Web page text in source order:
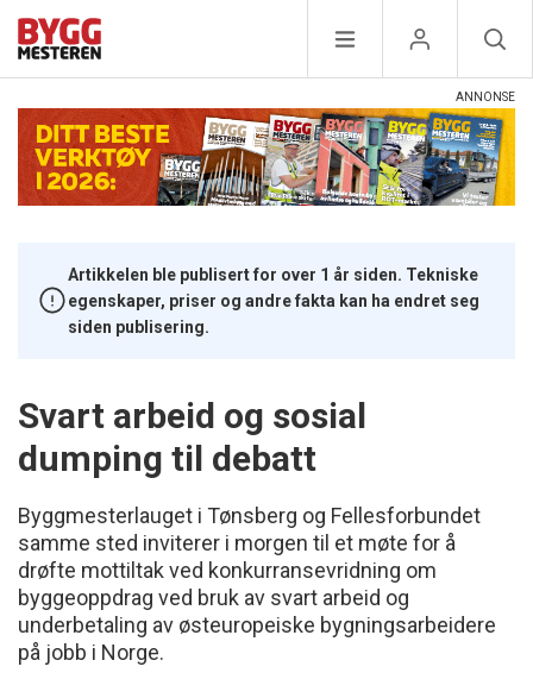
Artikkelen ble publisert for over 1 år siden. Tekniske
egenskaper, priser og andre fakta kan ha endret seg
siden publisering.
Svart arbeid og sosial
dumping til debatt
Byggmesterlauget i Tønsberg og Fellesforbundet
samme sted inviterer i morgen til et møte for å
drøfte mottiltak ved konkurransevridning om
byggeoppdrag ved bruk av svart arbeid og
underbetaling av østeuropeiske bygningsarbeidere
på jobb i Norge.